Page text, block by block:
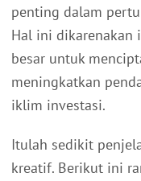
penting dalam
Hal ini
besar untuk
meningkatkan
iklim investasi.
Itulah sedikit
kreatif. Berikut ini